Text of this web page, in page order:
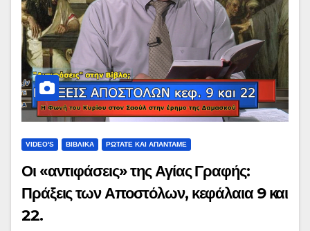
VIDEO'S ΒΙΒΛΙΚΑ ΡΩΤΑΤΕ ΚΑΙ ΑΠΑΝΤΑΜΕ
Οι «αντιφάσεις» της Αγίας Γραφής:
Πράξεις των Αποστόλων, κεφάλαια 9 και
22.